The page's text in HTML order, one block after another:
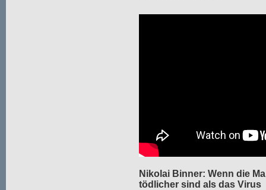
Nikolai Binner: Wenn die
tödlicher sind als das Virus